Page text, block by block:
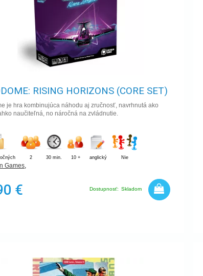
RISING HORIZONS (CORE SET)
je hra kombinujúca náhodu aj zručnosť, navrhnutá ako
naučiteľná, no náročná na zvládnutie.
2 30 min. 10 + anglický Nie
Games,
€ Dostupnosť: Skladom